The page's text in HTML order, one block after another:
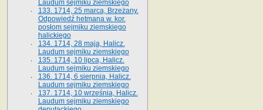
Laudum sejmiku ziemskiego
133. 1714, 25 marca, Brzeżany.
Odpowiedź hetmana w. kor.
posłom sejmiku ziemskiego
halickiego
134. 1714, 28 maja, Halicz.
Laudum sejmiku ziemskiego
135. 1714, 10 lipca, Halicz.
Laudum sejmiku ziemskiego
136. 1714, 6 sierpnia, Halicz.
Laudum sejmiku ziemskiego
137. 1714, 10 września, Halicz.
Laudum sejmiku ziemskiego